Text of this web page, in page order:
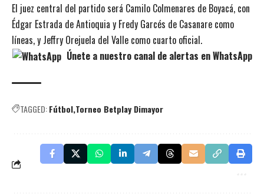
El juez central del partido será Camilo Colmenares de Boyacá, con
Édgar Estrada de Antioquia y Fredy Garcés de Casanare como
líneas, y Jeffry Orejuela del Valle como cuarto oficial.
Únete a nuestro canal de alertas en WhatsApp
TAGGED:Fútbol Torneo Betplay Dimayor